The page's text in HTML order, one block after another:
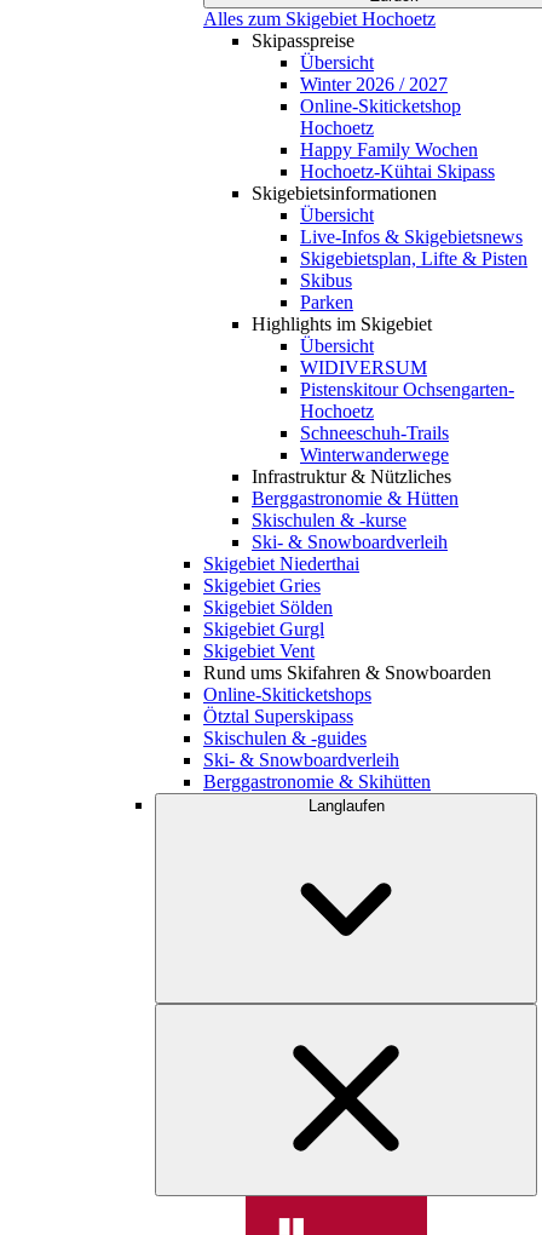
Alles zum Skigebiet Hochoetz
Skipasspreise
Übersicht
Winter 2026 / 2027
Online-Skiticketshop
Hochoetz
Happy Family Wochen
Hochoetz-Kühtai Skipass
Skigebietsinformationen
Übersicht
Live-Infos & Skigebietsnews
Skigebietsplan, Lifte & Pisten
Skibus
Parken
Highlights im Skigebiet
Übersicht
WIDIVERSUM
Pistenskitour Ochsengarten-
Hochoetz
Schneeschuh-Trails
Winterwanderwege
Infrastruktur & Nützliches
Berggastronomie & Hütten
Skischulen & -kurse
Ski- & Snowboardverleih
Skigebiet Niederthai
Skigebiet Gries
Skigebiet Sölden
Skigebiet Gurgl
Skigebiet Vent
Rund ums Skifahren & Snowboarden
Online-Skiticketshops
Ötztal Superskipass
Skischulen & -guides
Ski- & Snowboardverleih
Berggastronomie & Skihütten
Langlaufen